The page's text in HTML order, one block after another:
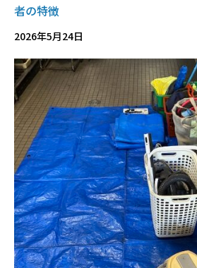
者の特徴
2026年5月24日